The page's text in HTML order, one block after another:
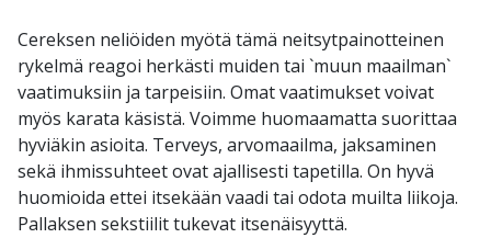
Cereksen neliöiden myötä tämä neitsytpainotteinen
rykelmä reagoi herkästi muiden tai `muun maailman`
vaatimuksiin ja tarpeisiin. Omat vaatimukset voivat
myös karata käsistä. Voimme huomaamatta suorittaa
hyviäkin asioita. Terveys, arvomaailma, jaksaminen
sekä ihmissuhteet ovat ajallisesti tapetilla. On hyvä
huomioida ettei itsekään vaadi tai odota muilta liikoja.
Pallaksen sekstiilit tukevat itsenäisyyttä.